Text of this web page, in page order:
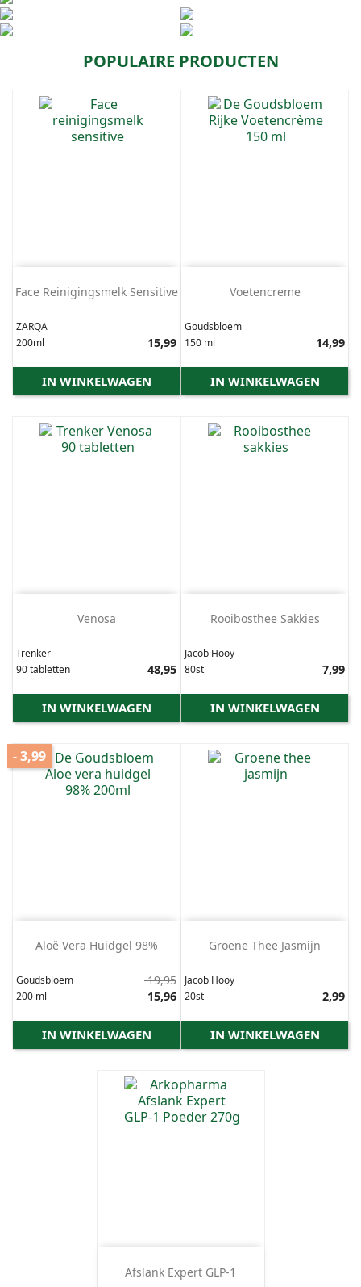
POPULAIRE PRODUCTEN
Face Reinigingsmelk Sensitive
ZARQA
200ml
15,99
IN WINKELWAGEN
Voetencreme
Goudsbloem
150 ml
14,99
IN WINKELWAGEN
Venosa
Trenker
90 tabletten
48,95
IN WINKELWAGEN
Rooibosthee Sakkies
Jacob Hooy
80st
7,99
IN WINKELWAGEN
- 3,99
Aloë Vera Huidgel 98%
Goudsbloem
200 ml
Normale
19,95
15,96
IN WINKELWAGEN
Groene Thee Jasmijn
Jacob Hooy
20st
2,99
IN WINKELWAGEN
Afslank Expert GLP-1